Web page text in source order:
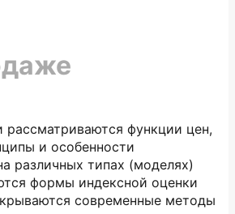
рассматриваются функции цен,
и особенности
различных типах (моделях)
формы индексной оценки
современные методы